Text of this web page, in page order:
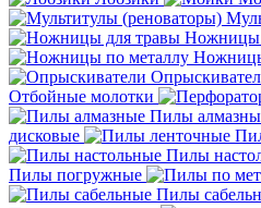
Ножницы
Отбойные молотки
Пилы
дисковые
Пилы
Пилы погружные
Пилы